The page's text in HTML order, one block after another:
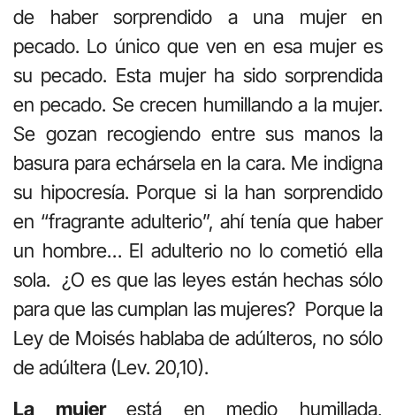
de haber sorprendido a una mujer en
pecado. Lo único que ven en esa mujer es
su pecado. Esta mujer ha sido sorprendida
en pecado. Se crecen humillando a la mujer.
Se gozan recogiendo entre sus manos la
basura para echársela en la cara. Me indigna
su hipocresía. Porque si la han sorprendido
en “fragrante adulterio”, ahí tenía que haber
un hombre… El adulterio no lo cometió ella
sola. ¿O es que las leyes están hechas sólo
para que las cumplan las mujeres? Porque la
Ley de Moisés hablaba de adúlteros, no sólo
de adúltera (Lev. 20,10).
La mujerestá en medio humillada,